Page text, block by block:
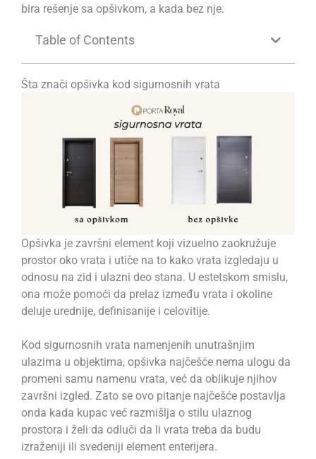
bira rešenje sa opšivkom, a kada bez nje.
Table of Contents
Šta znači opšivka kod sigurnosnih vrata
Opšivka je završni element koji vizuelno zaokružuje
prostor oko vrata i utiče na to kako vrata izgledaju u
odnosu na zid i ulazni deo stana. U estetskom smislu,
ona može pomoći da prelaz između vrata i okoline
deluje urednije, definisanije i celovitije.
Kod sigurnosnih vrata namenjenih unutrašnjim
ulazima u objektima, opšivka najčešće nema ulogu da
promeni samu namenu vrata, već da oblikuje njihov
završni izgled. Zato se ovo pitanje najčešće postavlja
onda kada kupac već razmišlja o stilu ulaznog
prostora i želi da odluči da li vrata treba da budu
izraženiji ili svedeniji element enterijera.